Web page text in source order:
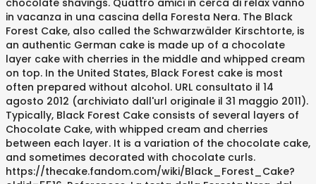
chocolate shavings. Quattro amici in cerca di relax vanno
in vacanza in una cascina della Foresta Nera. The Black
Forest Cake, also called the Schwarzwälder Kirschtorte, is
an authentic German cake is made up of a chocolate
layer cake with cherries in the middle and whipped cream
on top. In the United States, Black Forest cake is most
often prepared without alcohol. URL consultato il 14
agosto 2012 (archiviato dall'url originale il 31 maggio 2011).
Typically, Black Forest Cake consists of several layers of
Chocolate Cake, with whipped cream and cherries
between each layer. It is a variation of the chocolate cake,
and sometimes decorated with chocolate curls.
https://thecake.fandom.com/wiki/Black_Forest_Cake?